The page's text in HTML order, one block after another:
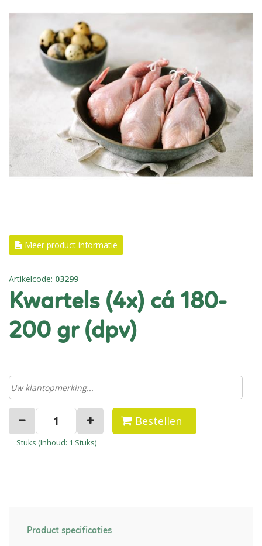
Meer product informatie
Artikelcode: 03299
kwartels (4x) cá 180-
200 gr (dpv)
Bestellen
Stuks (Inhoud: 1 Stuks)
Product specificaties